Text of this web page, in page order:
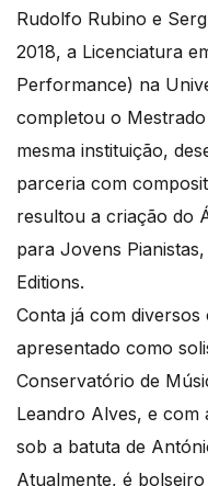
Rudolfo Rubino e
2018, a Licenciatura
Performance) na
completou o
mesma instituição,
parceria com
resultou a criação do
para Jovens
Editions.
Conta já com
apresentado como
Conservatório de
Leandro Alves, e com
sob a batuta de
Atualmente, é